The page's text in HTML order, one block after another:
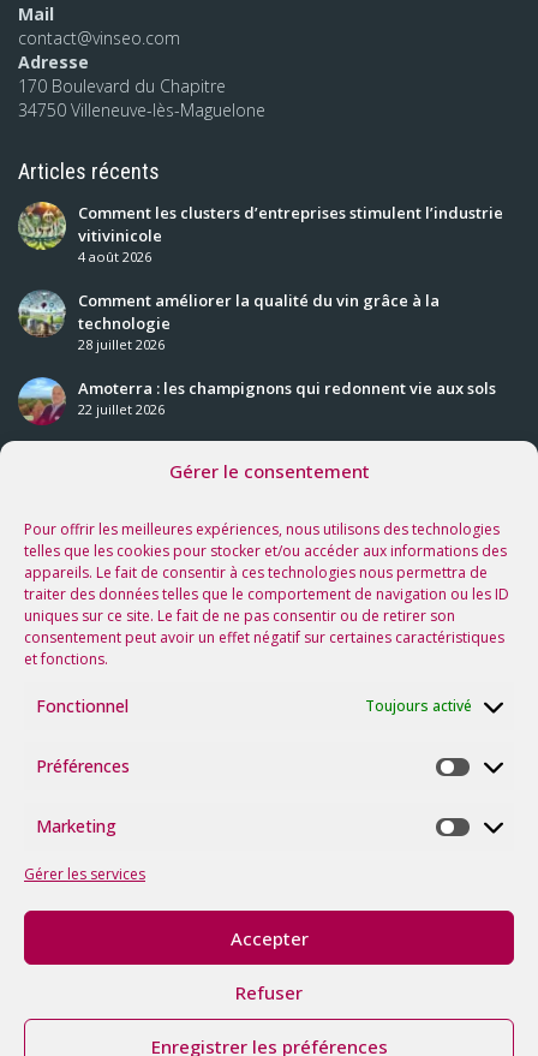
Gérer le consentement
Pour offrir les meilleures expériences, nous utilisons des technologies
telles que les cookies pour stocker et/ou accéder aux informations des
appareils. Le fait de consentir à ces technologies nous permettra de
traiter des données telles que le comportement de navigation ou les ID
uniques sur ce site. Le fait de ne pas consentir ou de retirer son
consentement peut avoir un effet négatif sur certaines caractéristiques
et fonctions.
Fonctionnel Toujours activé
Préférences
Marketing
Gérer les services
Accepter
Refuser
Enregistrer les préférences
Mail
contact@vinseo.com
Adresse
170 Boulevard du Chapitre
34750 Villeneuve-lès-Maguelone
Articles récents
Comment les clusters d’entreprises stimulent l’industrie
vitivinicole
4 août 2026
Comment améliorer la qualité du vin grâce à la
technologie
28 juillet 2026
Amoterra : les champignons qui redonnent vie aux sols
22 juillet 2026
Nos prochaines rencontres
Voir tous les événements
Suivez-nous sur les réseaux !
tous
réservés.itk| |
Politique
de
Cookies
Avec le soutien de la